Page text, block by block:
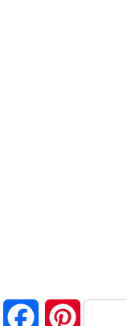
FacebookPinterest